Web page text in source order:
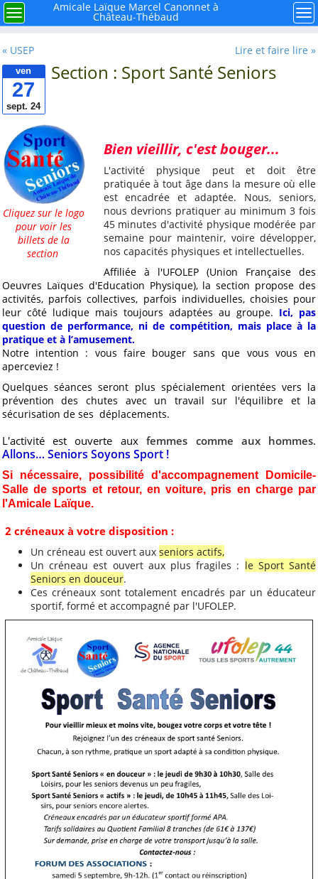
Menu
× Rechercher
À retenir
Mieux connaître notre
mouvement la ligue de
l'enseignement FAL 44
Histoire de l'école
publique à Château-
Thébaud
point sur la Laïcité ?
Avec René, la carrière
de Caffino autrefois
Convention aide solidaire
ALCT
autrefois, demain
Mieux nous connaître
Notre projet associatif
2025-2028
Notre projet sportif 2025-
2028
scolaires
Prêt et location de
matériel
Conseil d'Administration
2026 et répartition des
tâches
Publications
«juillet 2026
mer. jeu.ven. sam.
dim.
2 3 4
5
10 11
12
15 16 17 18
19
22 23 24 25
26
29 30 31
Autres rubriques
A noter
A propos
Menu
Amicale Laïque Marcel Canonnet à
Château-Thébaud
« USEP Lire et faire lire »
ven
27
sept. 24
Section : Sport Santé Seniors
Cliquez sur le logo
pour voir les
billets de la
section
Bien vieillir, c'est bouger...
L'activité physique peut et doit être
pratiquée à tout âge dans la mesure où elle
est encadrée et adaptée. Nous, seniors,
nous devrions pratiquer au minimum 3 fois
45 minutes d'activité physique modérée par
semaine pour maintenir, voire développer,
nos capacités physiques et intellectuelles.
Affiliée à l'UFOLEP (Union Française des
Oeuvres Laïques d'Education Physique), la section propose des
activités, parfois collectives, parfois individuelles, choisies pour
leur côté ludique mais toujours adaptées au groupe. Ici, pas
question de performance, ni de compétition, mais place à la
pratique et à l’amusement.
Notre intention : vous faire bouger sans que vous vous en
aperceviez !
Quelques séances seront plus spécialement orientées vers la
prévention des chutes avec un travail sur l'équilibre et la
sécurisation de ses déplacements.
L'activité est ouverte auxfemmes comme aux hommes.
Allons… Seniors Soyons Sport !
Si nécessaire, possibilité d'accompagnement Domicile-
Salle de sports et retour, en voiture, pris en charge par
l'Amicale Laïque.
2 créneaux à votre disposition :
Un créneau est ouvert aux seniors actifs,
Un créneau est ouvert aux plus fragiles : le Sport Santé
Seniors en douceur.
Ces créneaux sont totalement encadrés par un éducateur
sportif, formé et accompagné par l'UFOLEP.